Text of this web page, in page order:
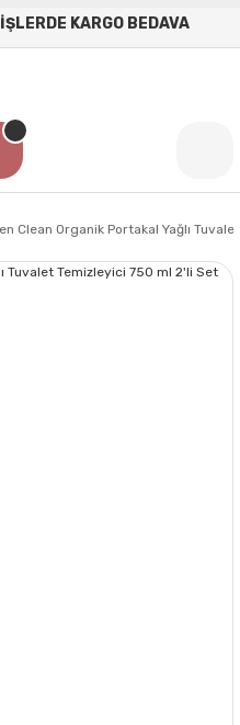
KARGO BEDAVA
Clean Organik Portakal Yağlı